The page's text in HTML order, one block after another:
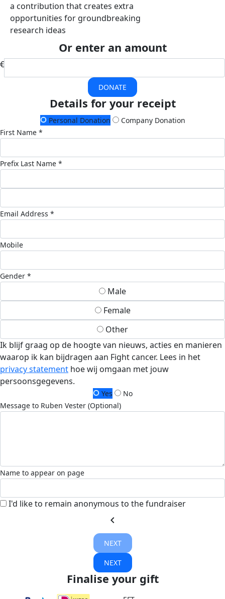
a contribution that creates extra
opportunities for groundbreaking
research ideas
Or enter an amount
€
DONATE
Details for your receipt
Personal Donation
Company Donation
First Name *
Prefix Last Name *
Email Address *
Mobile
Gender *
Male
Female
Other
Ik blijf graag op de hoogte van nieuws, acties en manieren
waarop ik kan bijdragen aan Fight cancer. Lees in het
privacy statement hoe wij omgaan met jouw
persoonsgegevens.
Yes
No
Message to Ruben Vester (Optional)
Name to appear on page
I'd like to remain anonymous to the fundraiser
chevron_left
NEXT
NEXT
Finalise your gift